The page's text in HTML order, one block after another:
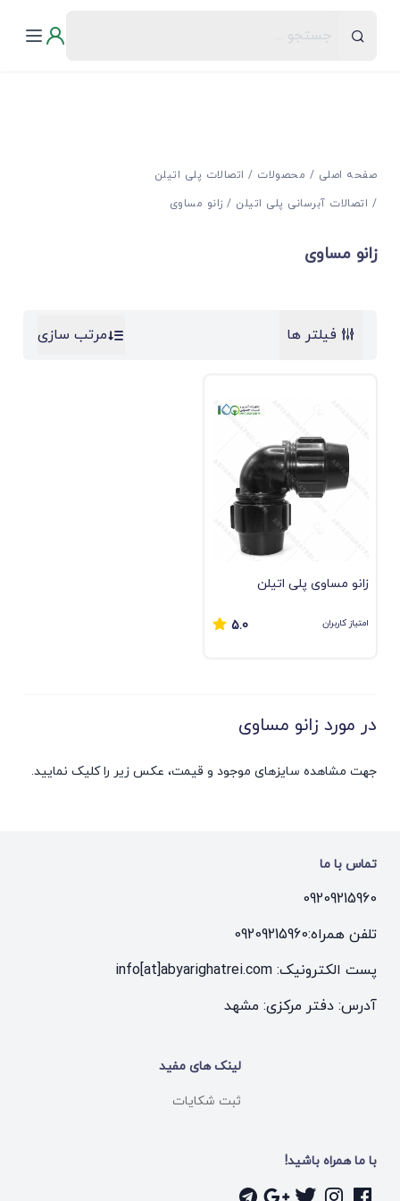
صفحه اصلی محصولات
اتصالات پلی اتیلن
اتصالات آبرسانی پلی اتیلن
زانو مساوی
زانو مساوی
فیلتر ها مرتب سازی
زانو مساوی پلی اتیلن
امتیاز کاربران 5.0
در مورد زانو مساوی
جهت مشاهده سایزهای موجود و قیمت، عکس زیر را کلیک نمایید.
تماس با ما
09209215960
تلفن همراه:09209215960
پست الکترونیک: info[at]abyarighatrei.com
آدرس: دفتر مرکزی: مشهد
لینک های مفید
ثبت شکایات
با ما همراه باشید!